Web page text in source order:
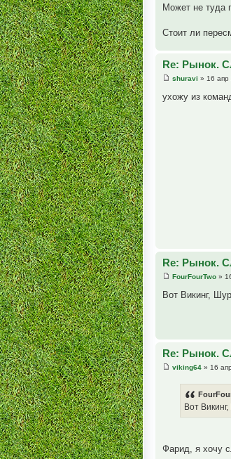
Может не туда
Стоит ли
Re: Рынок.
shuravi » 16 апр
ухожу из
Re: Рынок.
FourFourTwo »
Вот Викинг,
Re: Рынок.
viking64 » 16
Вот
Фарид, я хочу